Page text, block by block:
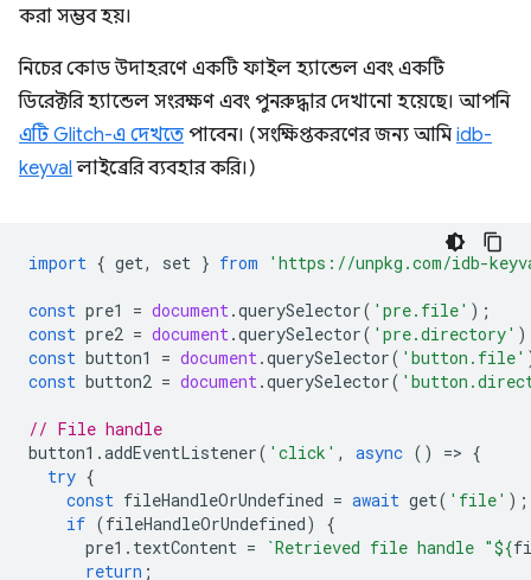
করা সম্ভব হয়।
নিচের কোড উদাহরণে একটি ফাইল হ্যান্ডেল এবং একটি
ডিরেক্টরি হ্যান্ডেল সংরক্ষণ এবং পুনরুদ্ধার দেখানো হয়েছে। আপনি
এটি Glitch-এ দেখতে পাবেন। (সংক্ষিপ্তকরণের জন্য আমি idb-
keyval লাইব্রেরি ব্যবহার করি।)
import { get, set } from 'https://unpkg.com/idb-
const pre1 = document.querySelector( 'pre.file' );
const pre2 = document.querySelector( 'pre.directory'
const button1 = document.querySelector( 'button.file'
const button2 = document.querySelector(
// File handle
button1 .addEventListener( 'click' , async () => {
try {
const fileHandleOrUndefined = await get( 'file' );
if (fileHandleOrUndefined)
{
pre1 . textContent = `Retrieved file handle "${
return ;